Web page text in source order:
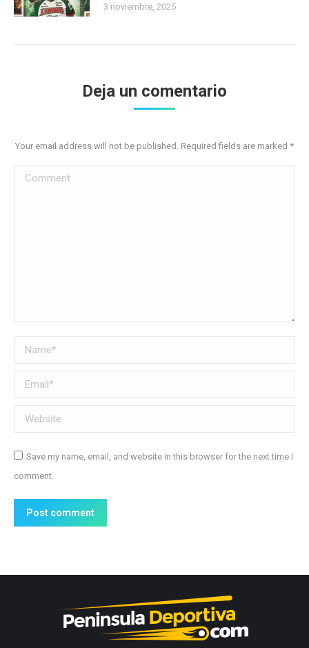
3 noviembre, 2025
Deja un comentario
Your email address will not be published. Required fields are marked *
Comment
Name *
Email *
Website
Save my name, email, and website in this browser for the next time I
comment.
Post comment